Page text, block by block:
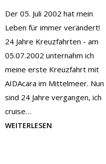
Der 05. Juli 2002 hat mein
Leben für immer verändert!
24 Jahre Kreuzfahrten - am
05.07.2002 unternahm ich
meine erste Kreuzfahrt mit
AIDAcara im Mittelmeer. Nun
sind 24 Jahre vergangen, ich
cruise…
WEITERLESEN